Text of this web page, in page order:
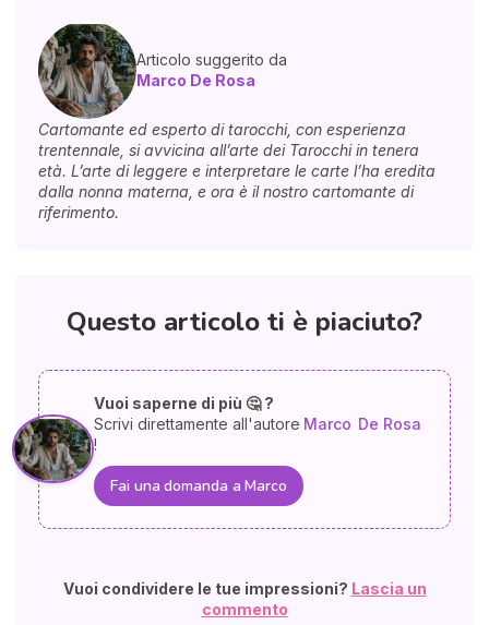
Articolo suggerito da
Marco De Rosa
Cartomante ed esperto di tarocchi, con esperienza
trentennale, si avvicina all’arte dei Tarocchi in tenera
età. L’arte di leggere e interpretare le carte l’ha eredita
dalla nonna materna, e ora è il nostro cartomante di
riferimento.
Questo articolo ti è piaciuto?
Vuoi saperne di più 🤔 ?
Scrivi direttamente all'autore Marco De Rosa
!
Fai una domanda a Marco
Vuoi condividere le tue impressioni? Lascia un
commento